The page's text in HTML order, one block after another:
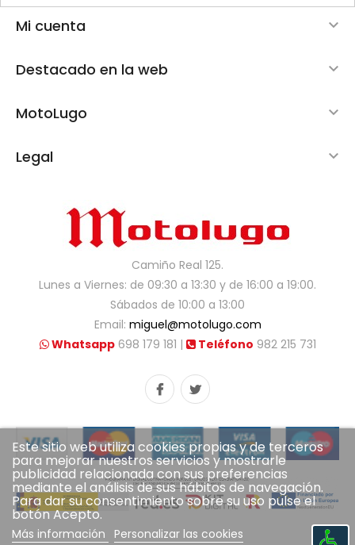
Mi cuenta 
Destacado en la web 
Camiño Real 125.
Lunes a Viernes: de 09:30 a 13:30 y de 16:00 a 19:00.
Sábados de 10:00 a 13:00
Email: miguel@motolugo.com
Whatsapp698 179 181 | Teléfono 982 215 731
MotoLugo 
Legal 
Este sitio web utiliza cookies propias y de terceros
para mejorar nuestros servicios y mostrarle
publicidad relacionada con sus preferencias
mediante el análisis de sus hábitos de navegación.
Para dar su consentimiento sobre su uso pulse el
botón Acepto.
Más información Personalizar las cookies